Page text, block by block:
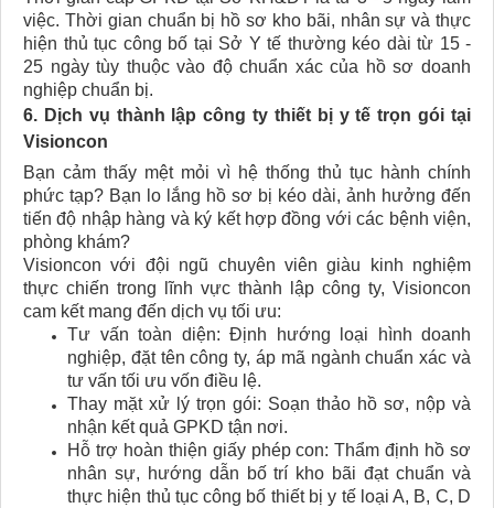
việc. Thời gian chuẩn bị hồ sơ kho bãi, nhân sự và thực
hiện thủ tục công bố tại Sở Y tế thường kéo dài từ 15 -
25 ngày tùy thuộc vào độ chuẩn xác của hồ sơ doanh
nghiệp chuẩn bị.
6. Dịch vụ thành lập công ty thiết bị y tế trọn gói tại
Visioncon
Bạn cảm thấy mệt mỏi vì hệ thống thủ tục hành chính
phức tạp? Bạn lo lắng hồ sơ bị kéo dài, ảnh hưởng đến
tiến độ nhập hàng và ký kết hợp đồng với các bệnh viện,
phòng khám?
Visioncon với đội ngũ chuyên viên giàu kinh nghiệm
thực chiến trong lĩnh vực thành lập công ty, Visioncon
cam kết mang đến dịch vụ tối ưu:
Tư vấn toàn diện: Định hướng loại hình doanh
nghiệp, đặt tên công ty, áp mã ngành chuẩn xác và
tư vấn tối ưu vốn điều lệ.
Thay mặt xử lý trọn gói: Soạn thảo hồ sơ, nộp và
nhận kết quả GPKD tận nơi.
Hỗ trợ hoàn thiện giấy phép con: Thẩm định hồ sơ
nhân sự, hướng dẫn bố trí kho bãi đạt chuẩn và
thực hiện thủ tục công bố thiết bị y tế loại A, B, C, D